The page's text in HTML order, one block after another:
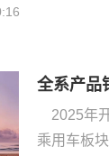
全系产品
2025年
乘用车板